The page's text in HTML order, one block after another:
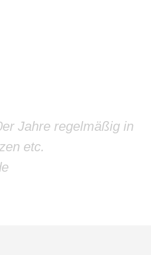
Jahre regelmäßig in
etc.